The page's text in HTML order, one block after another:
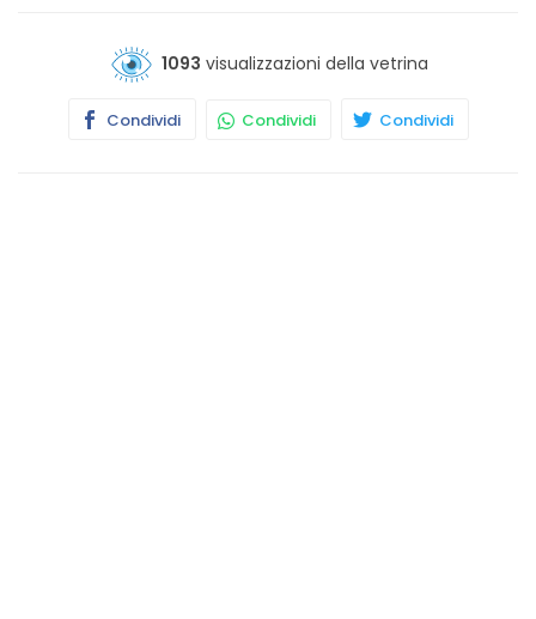
1093 visualizzazioni della vetrina
Condividi Condividi Condividi